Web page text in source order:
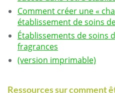
Comment créer une «
établissement de soins
Établissements de soins
fragrances
(version imprimable)
Ressources sur comment